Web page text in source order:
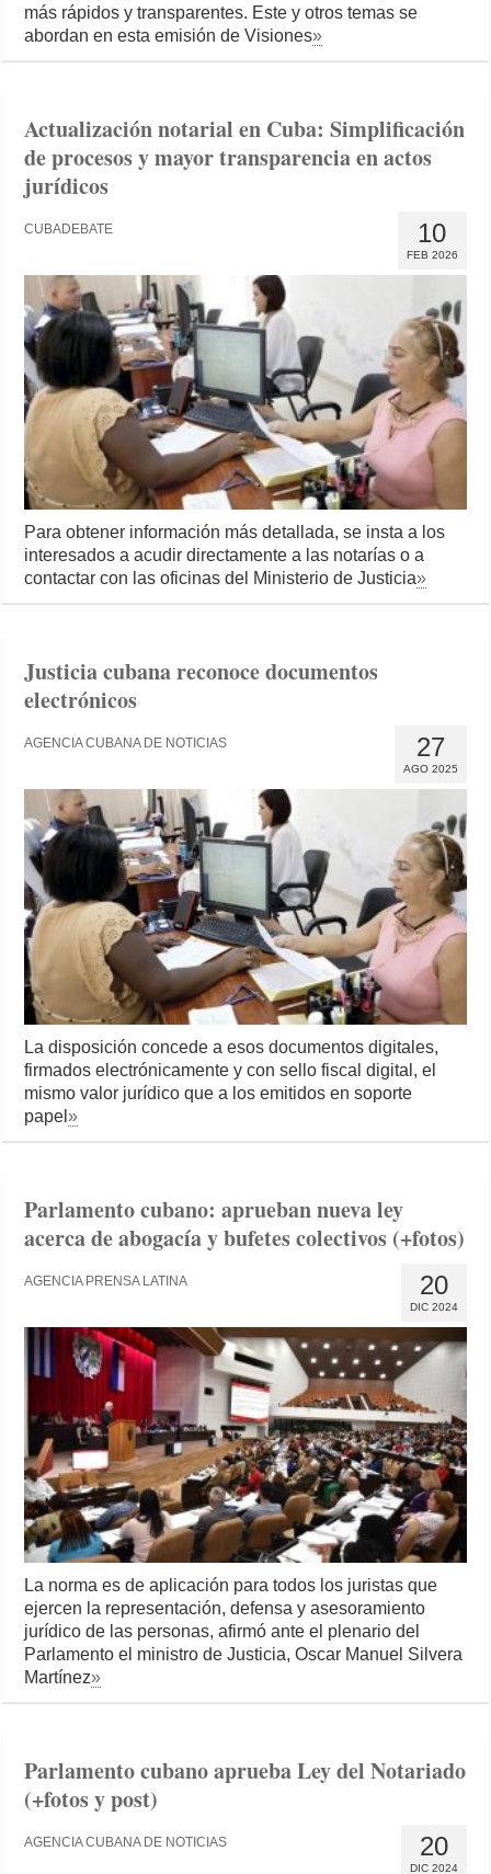
más rápidos y transparentes. Este y otros temas se
abordan en esta emisión de Visiones»
Actualización notarial en Cuba: Simplificación
de procesos y mayor transparencia en actos
jurídicos
10
FEB 2026
CUBADEBATE
Para obtener información más detallada, se insta a los
interesados a acudir directamente a las notarías o a
contactar con las oficinas del Ministerio de Justicia»
Justicia cubana reconoce documentos
electrónicos
27
AGO 2025
AGENCIA CUBANA DE NOTICIAS
La disposición concede a esos documentos digitales,
firmados electrónicamente y con sello fiscal digital, el
mismo valor jurídico que a los emitidos en soporte
papel»
Parlamento cubano: aprueban nueva ley
acerca de abogacía y bufetes colectivos (+fotos)
20
DIC 2024
AGENCIA PRENSA LATINA
La norma es de aplicación para todos los juristas que
ejercen la representación, defensa y asesoramiento
jurídico de las personas, afirmó ante el plenario del
Parlamento el ministro de Justicia, Oscar Manuel Silvera
Martínez»
Parlamento cubano aprueba Ley del Notariado
(+fotos y post)
20
DIC 2024
AGENCIA CUBANA DE NOTICIAS